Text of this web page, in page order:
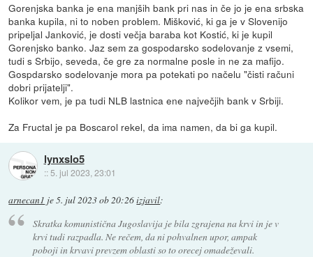
Gorenjska banka je ena manjših bank pri nas in če jo je ena srbska
banka kupila, ni to noben problem. Mišković, ki ga je v Slovenijo
pripeljal Janković, je dosti večja baraba kot Kostić, ki je kupil
Gorenjsko banko. Jaz sem za gospodarsko sodelovanje z vsemi,
tudi s Srbijo, seveda, če gre za normalne posle in ne za mafijo.
Gospdarsko sodelovanje mora pa potekati po načelu "čisti računi
dobri prijatelji".
Kolikor vem, je pa tudi NLB lastnica ene največjih bank v Srbiji.
Za Fructal je pa Boscarol rekel, da ima namen, da bi ga kupil.
lynxslo5
:: 5. jul 2023, 23:01
arnecan1 je5. jul 2023 ob 20:26izjavil:
Skratka komunistična Jugoslavija je bila zgrajena na krvi in je v
krvi tudi razpadla. Ne rečem, da ni pohvalnen upor, ampak
poboji in krvavi prevzem oblasti so to orecej omadeževali.